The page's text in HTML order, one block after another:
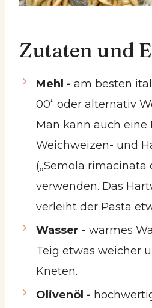
Zutaten und
Mehl - am besten
00“ oder alternativ
Man kann auch eine
Weichweizen- und
(„Semola rimacinata
verwenden. Das
verleiht der Pasta
Wasser - warmes
Teig etwas weicher
Kneten.
Olivenöl -